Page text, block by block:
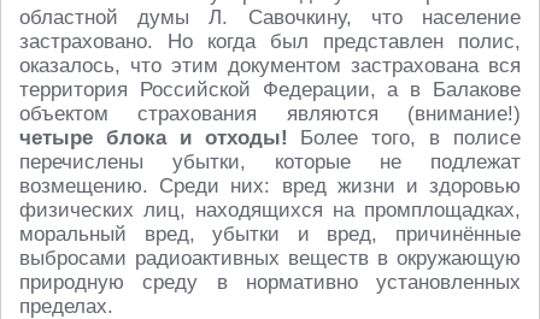
областной думы Л. Савочкину, что население
застраховано. Но когда был представлен полис,
оказалось, что этим документом застрахована вся
территория Российской Федерации, а в Балакове
объектом страхования являются (внимание!)
четыре блока и отходы! Более того, в полисе
перечислены убытки, которые не подлежат
возмещению. Среди них: вред жизни и здоровью
физических лиц, находящихся на промплощадках,
моральный вред, убытки и вред, причинённые
выбросами радиоактивных веществ в окружающую
природную среду в нормативно установленных
пределах.